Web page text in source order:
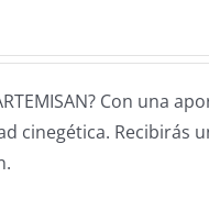
ARTEMISAN? Con
cinegética. Recibirás